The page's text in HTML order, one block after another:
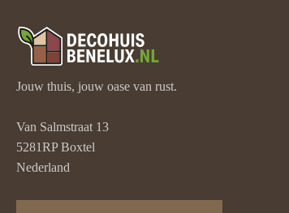
Jouw thuis, jouw oase van rust.
Van Salmstraat 13
5281RP Boxtel
Nederland